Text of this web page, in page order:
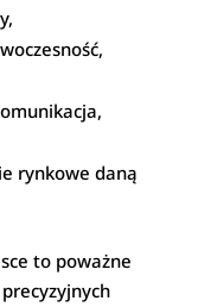
rynkowe daną
to poważne